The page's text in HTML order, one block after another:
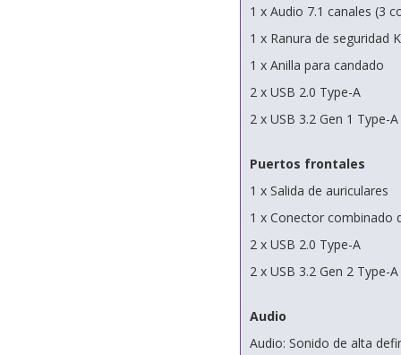
1 x Audio 7.1 canales (3
1 x Ranura de seguridad
1 x Anilla para candado
2 x USB 2.0 Type-A
2 x USB 3.2 Gen 1 Type-A
Puertos frontales
1 x Salida de auriculares
1 x Conector combinado
2 x USB 2.0 Type-A
2 x USB 3.2 Gen 2 Type-A
Audio
Audio: Sonido de alta